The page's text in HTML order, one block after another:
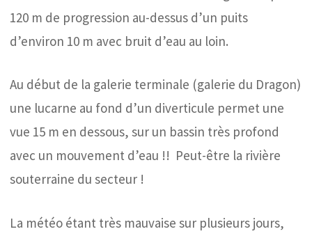
120 m de progression au-dessus d’un puits
d’environ 10 m avec bruit d’eau au loin.
Au début de la galerie terminale (galerie du Dragon)
une lucarne au fond d’un diverticule permet une
vue 15 m en dessous, sur un bassin très profond
avec un mouvement d’eau !! Peut-être la rivière
souterraine du secteur !
La météo étant très mauvaise sur plusieurs jours,